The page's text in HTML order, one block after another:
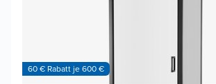
60 € Rabatt je 600 €